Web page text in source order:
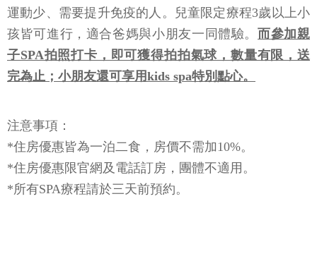
運動少、需要提升免疫的人。兒童限定療程3歲以上小
孩皆可進行，適合爸媽與小朋友一同體驗。而參加親
子SPA拍照打卡，即可獲得拍拍氣球，數量有限，送
完為止；小朋友還可享用kids spa特別點心。
注意事項：
*住房優惠皆為一泊二食，房價不需加10%。
*住房優惠限官網及電話訂房，團體不適用。
*所有SPA療程請於三天前預約。